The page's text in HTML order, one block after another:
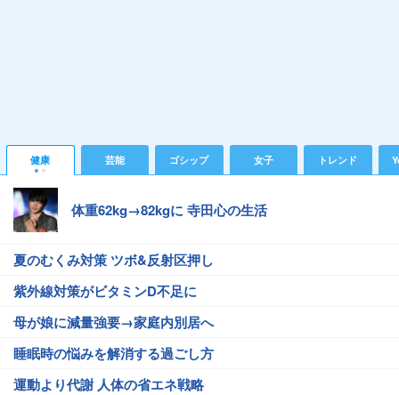
健康 芸能 ゴシップ 女子 トレンド
体重62kg→82kgに 寺田心の生活
夏のむくみ対策 ツボ&反射区押し
紫外線対策がビタミンD不足に
母が娘に減量強要→家庭内別居へ
睡眠時の悩みを解消する過ごし方
運動より代謝 人体の省エネ戦略